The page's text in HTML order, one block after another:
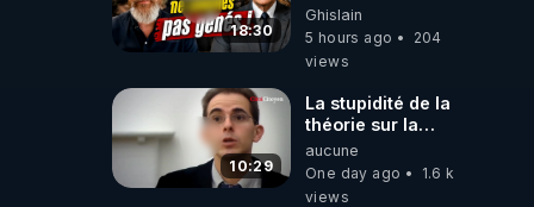
18:30
n’avons pas
besoin de nous
excuser ! #jw
#collegecentral
Ghislain
5 hours ago
204
views
10:29
La stupidité de la
théorie sur la
responsabilité de
l’homme
concernant le
aucune
One day ago
1.6 k
views